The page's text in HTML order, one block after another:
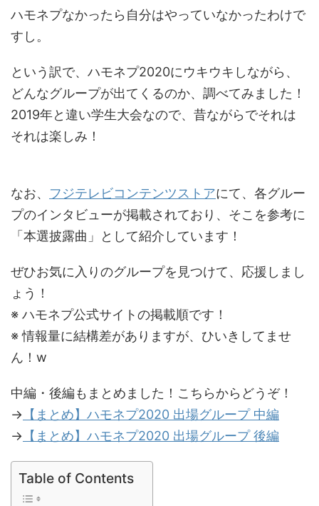
ハモネプなかったら自分はやっていなかったわけで
すし。
という訳で、ハモネプ2020にウキウキしながら、
どんなグループが出てくるのか、調べてみました！
2019年と違い学生大会なので、昔ながらでそれは
それは楽しみ！
なお、 フジテレビコンテンツストアにて、各グルー
プのインタビューが掲載されており、そこを参考に
「本選披露曲」として紹介しています！
ぜひお気に入りのグループを見つけて、応援しまし
ょう！
※ ハモネプ公式サイトの掲載順です！
※ 情報量に結構差がありますが、ひいきしてませ
ん！w
中編・後編もまとめました！こちらからどうぞ！
→ 【まとめ】ハモネプ2020 出場グループ 中編
→ 【まとめ】ハモネプ2020 出場グループ 後編
Table of Contents